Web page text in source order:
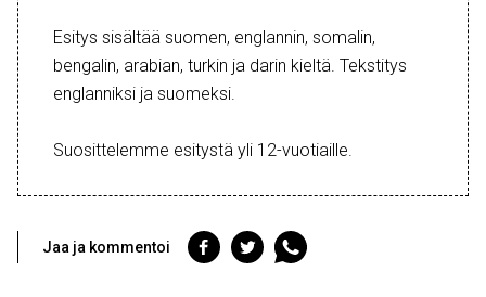
Esitys sisältää suomen, englannin, somalin,
bengalin, arabian, turkin ja darin kieltä. Tekstitys
englanniksi ja suomeksi.
Suosittelemme esitystä yli 12-vuotiaille.
Jaa ja kommentoi
Jaa
Facebookiin
Jaa
Twitteriin
Jaa
WhatsAppiin